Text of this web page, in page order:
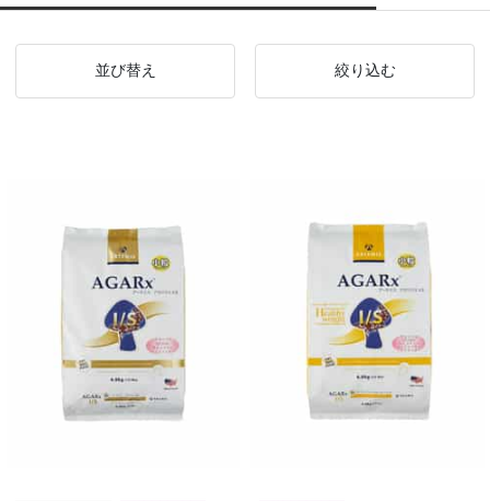
並び替え 絞り込む